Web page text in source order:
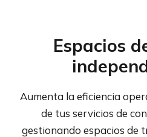
Espacios
Aumenta la eficiencia
de tus servicios de
gestionando espacios de